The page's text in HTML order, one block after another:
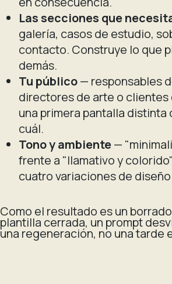
Las secciones que
galería, casos de estudio,
contacto. Construye lo que
demás.
Tu público— responsables
directores de arte o
una primera pantalla distinta
cuál.
Tono y ambiente—
frente a "llamativo y
cuatro variaciones de
Como el resultado es un
plantilla cerrada, un prompt
una regeneración, no una tarde